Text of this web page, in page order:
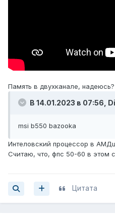
Память в двухканале, надеюсь?
В 14.01.2023 в 07:56,
msi b550 bazooka
Интеловский процессор в
Считаю, что, фпс 50-60 в этом
Цитата